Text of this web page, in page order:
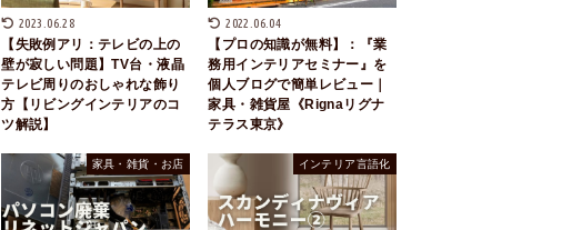
2023.06.28
【失敗例アリ：テレビの上の
壁が寂しい問題】TV台・液晶
テレビ周りのおしゃれな飾り
方【リビングインテリアのコ
ツ解説】
2022.06.04
【プロの知識が無料】：『業
務用インテリアセミナー』を
個人ブログで簡単レビュー｜
家具・雑貨屋《Rignaリグナ
テラス東京》
家具・雑貨・お店 インテリア言語化